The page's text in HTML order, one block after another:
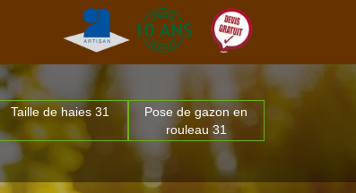
Taille de haies 31
Pose de gazon en
rouleau 31